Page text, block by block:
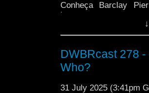
Conheça Barclay
homem comum que
repente se vê no
água, os temidos
guerra que parece
Mergulhe com a gente
DWBRcast 278
Who?
31 July 2025 (3:41pm